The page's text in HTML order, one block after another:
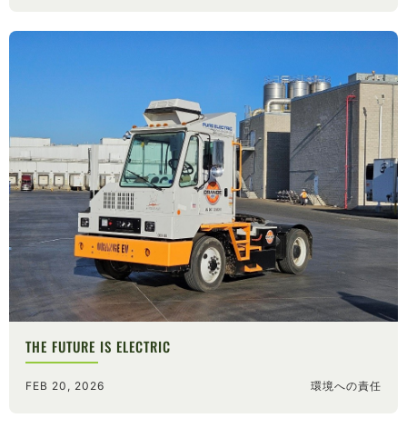
THE FUTURE IS ELECTRIC
FEB 20, 2026 環境への責任